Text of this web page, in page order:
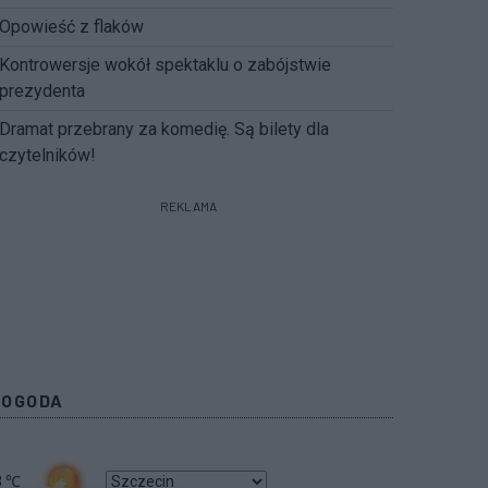
Opowieść z flaków
Kontrowersje wokół spektaklu o zabójstwie
prezydenta
Dramat przebrany za komedię. Są bilety dla
czytelników!
REKLAMA
℃